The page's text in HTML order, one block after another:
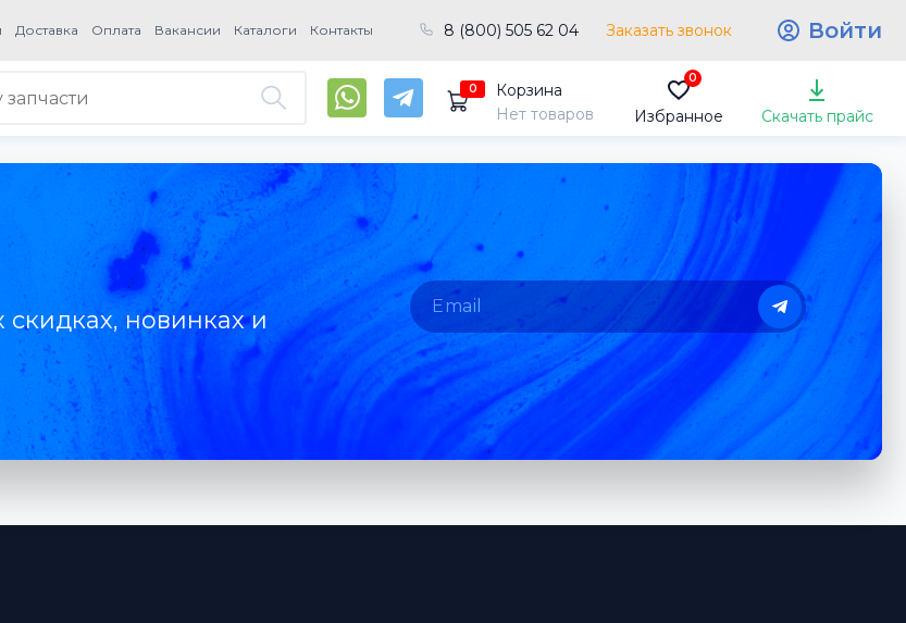
Доставка Оплата Вакансии Каталоги Контакты 8 (800) 505 62 04 Заказать звонок Войти
0
Корзина
Нет товаров
0
Избранное Скачать прайс
новинках и